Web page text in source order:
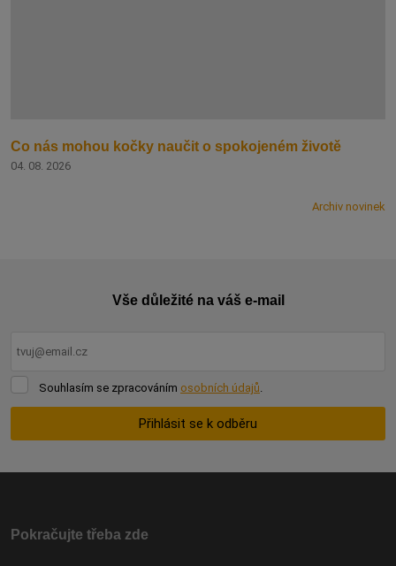
Co nás mohou kočky naučit o spokojeném životě
04. 08. 2026
Archiv novinek
Vše důležité na váš e-mail
Souhlasím
Souhlasím se zpracováním osobních údajů.
Přihlásit se k odběru
odeslat.
Pokračujte třeba zde